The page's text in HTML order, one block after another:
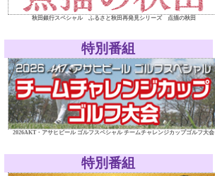
秋田銀行スペシャル ふるさと秋田再発見シリーズ 点描の秋田
特別番組
2026AKT・アサヒビール ゴルフスペシャル チームチャレンジカップゴルフ大会
特別番組